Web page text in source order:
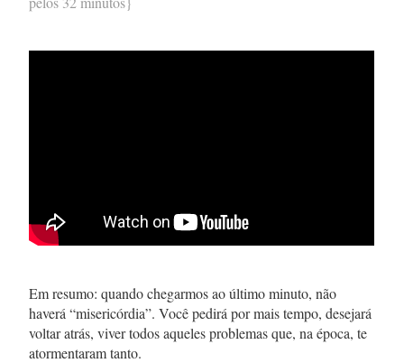
Em resumo: quando chegarmos ao último minuto, não
haverá “misericórdia”. Você pedirá por mais tempo, desejará
voltar atrás, viver todos aqueles problemas que, na época, te
atormentaram tanto.